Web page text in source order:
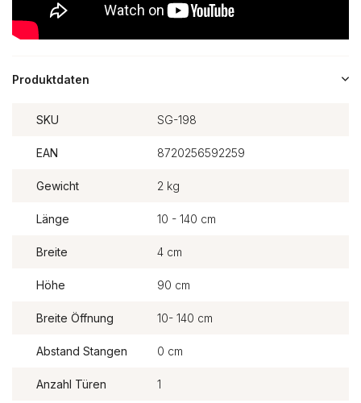
Produktdaten
SKU SG-198
EAN 8720256592259
Gewicht 2 kg
Länge 10 - 140 cm
Breite 4 cm
Höhe 90 cm
Breite Öffnung 10- 140 cm
Abstand Stangen 0 cm
Anzahl Türen 1